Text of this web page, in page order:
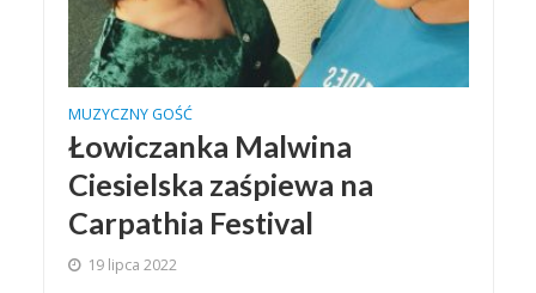
MUZYCZNY GOŚĆ
Łowiczanka Malwina
Ciesielska zaśpiewa na
Carpathia Festival
19 lipca 2022